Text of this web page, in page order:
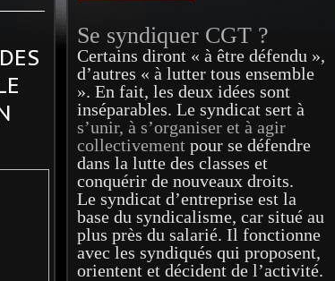
Se syndiquer CGT ?
Certains diront « à être défendu »,
d’autres « à lutter tous ensemble
». En fait, les deux idées sont
inséparables. Le syndicat sert à
s’unir, à s’organiser et à agir
collectivement pour se défendre
dans la lutte des classes et
conquérir de nouveaux droits.
Le syndicat d’entreprise est la
base du syndicalisme, car situé au
plus près du salarié. Il fonctionne
avec les syndiqués qui proposent,
orientent et décident de l’activité.